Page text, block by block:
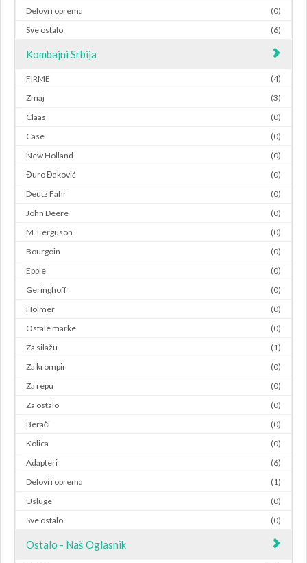
Delovi i oprema
(0)
Sve ostalo
(6)
Kombajni Srbija
FIRME
(4)
Zmaj
(3)
Claas
(0)
Case
(0)
New Holland
(0)
Đuro Đaković
(0)
Deutz Fahr
(0)
John Deere
(0)
M. Ferguson
(0)
Bourgoin
(0)
Epple
(0)
Geringhoff
(0)
Holmer
(0)
Ostale marke
(0)
Za silažu
(1)
Za krompir
(0)
Za repu
(0)
Za ostalo
(0)
Berači
(0)
Kolica
(0)
Adapteri
(6)
Delovi i oprema
(1)
Usluge
(0)
Sve ostalo
(0)
Ostalo - Naš Oglasnik